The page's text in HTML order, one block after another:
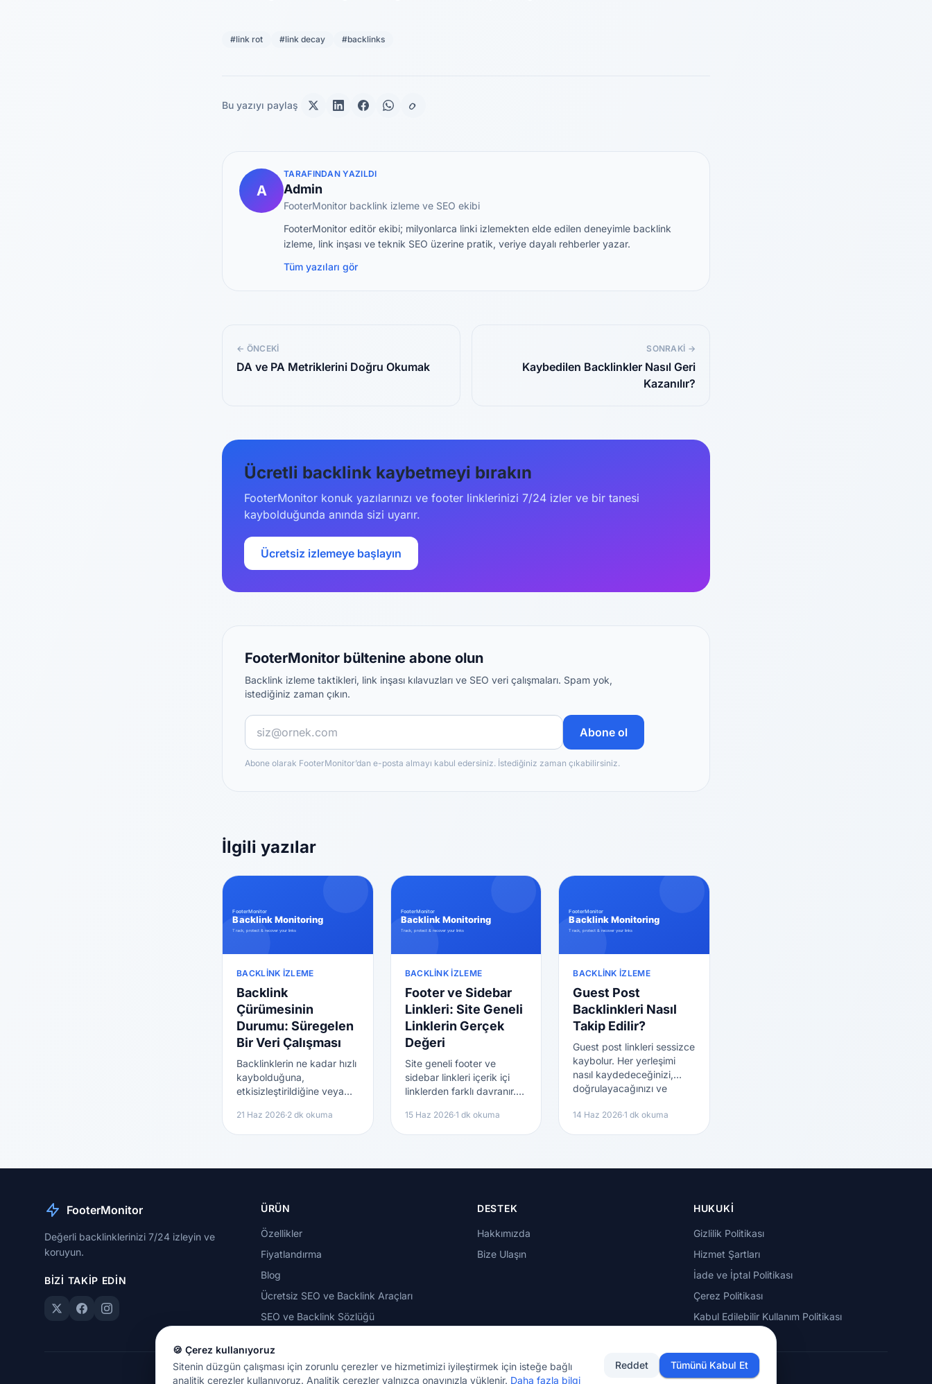
#link rot #link decay #backlinks
Bu yazıyı paylaş
A
TARAFINDAN YAZILDI
Admin
FooterMonitor backlink izleme ve SEO ekibi
FooterMonitor editör ekibi; milyonlarca linki izlemekten elde edilen deneyimle backlink
izleme, link inşası ve teknik SEO üzerine pratik, veriye dayalı rehberler yazar.
Tüm yazıları gör
← ÖNCEKI
DA ve PA Metriklerini Doğru Okumak
SONRAKI →
Kaybedilen Backlinkler Nasıl Geri
Kazanılır?
Ücretli backlink kaybetmeyi bırakın
FooterMonitor konuk yazılarınızı ve footer linklerinizi 7/24 izler ve bir tanesi
kaybolduğunda anında sizi uyarır.
Ücretsiz izlemeye başlayın
FooterMonitor bültenine abone olun
Backlink izleme taktikleri, link inşası kılavuzları ve SEO veri çalışmaları. Spam yok,
istediğiniz zaman çıkın.
Abone ol
Abone olarak FooterMonitor’dan e-posta almayı kabul edersiniz. İstediğiniz zaman çıkabilirsiniz.
İlgili yazılar
BACKLINK İZLEME
Backlink
Çürümesinin
Durumu: Süregelen
Bir Veri Çalışması
Backlinklerin ne kadar hızlı
kaybolduğuna,
etkisizleştirildiğine veya
önce-yöntem
araştırmamız.
21 Haz 2026·2 dk okuma
BACKLINK İZLEME
Footer ve Sidebar
Linkleri: Site Geneli
Linklerin Gerçek
Değeri
Site geneli footer ve
sidebar linkleri içerik içi
linklerden farklı davranır.
15 Haz 2026·1 dk okuma
BACKLINK İZLEME
Guest Post
Backlinkleri Nasıl
Takip Edilir?
Guest post linkleri sessizce
kaybolur. Her yerleşimi
nasıl kaydedeceğinizi,
doğrulayacağınızı ve
14 Haz 2026·1 dk okuma
FooterMonitor
Değerli backlinklerinizi 7/24 izleyin ve
koruyun.
BIZI TAKIP EDIN
ÜRÜN
Özellikler
Fiyatlandırma
Blog
Ücretsiz SEO ve Backlink Araçları
SEO ve Backlink Sözlüğü
DESTEK
Hakkımızda
Bize Ulaşın
HUKUKI
Gizlilik Politikası
Hizmet Şartları
İade ve İptal Politikası
Çerez Politikası
Kabul Edilebilir Kullanım Politikası
© 2026 MOTEZE SOFTWARE, LLC. Tüm hakları saklıdır.
🍪 Çerez kullanıyoruz
Sitenin düzgün çalışması için zorunlu çerezler ve hizmetimizi iyileştirmek için isteğe bağlı
analitik çerezler kullanıyoruz. Analitik çerezler yalnızca onayınızla yüklenir. Daha fazla bilgi
Reddet Tümünü Kabul Et